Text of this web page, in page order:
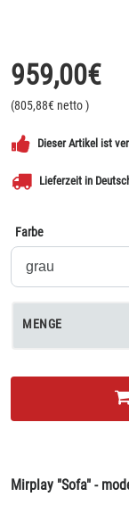
959,00€
(805,88€ netto)
Dieser Artikel ist
Lieferzeit in
Farbe
MENGE
Mirplay "Sofa" -